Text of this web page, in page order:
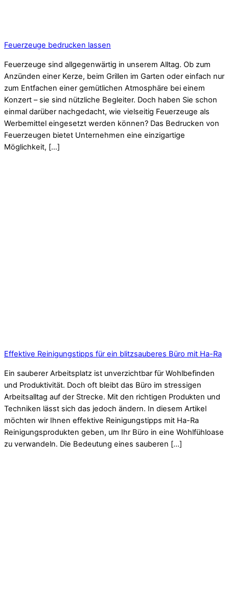
Feuerzeuge bedrucken lassen
Feuerzeuge sind allgegenwärtig in unserem Alltag. Ob zum
Anzünden einer Kerze, beim Grillen im Garten oder einfach nur
zum Entfachen einer gemütlichen Atmosphäre bei einem
Konzert – sie sind nützliche Begleiter. Doch haben Sie schon
einmal darüber nachgedacht, wie vielseitig Feuerzeuge als
Werbemittel eingesetzt werden können? Das Bedrucken von
Feuerzeugen bietet Unternehmen eine einzigartige
Möglichkeit, […]
Effektive Reinigungstipps für ein blitzsauberes Büro mit Ha-Ra
Ein sauberer Arbeitsplatz ist unverzichtbar für Wohlbefinden
und Produktivität. Doch oft bleibt das Büro im stressigen
Arbeitsalltag auf der Strecke. Mit den richtigen Produkten und
Techniken lässt sich das jedoch ändern. In diesem Artikel
möchten wir Ihnen effektive Reinigungstipps mit Ha-Ra
Reinigungsprodukten geben, um Ihr Büro in eine Wohlfühloase
zu verwandeln. Die Bedeutung eines sauberen […]